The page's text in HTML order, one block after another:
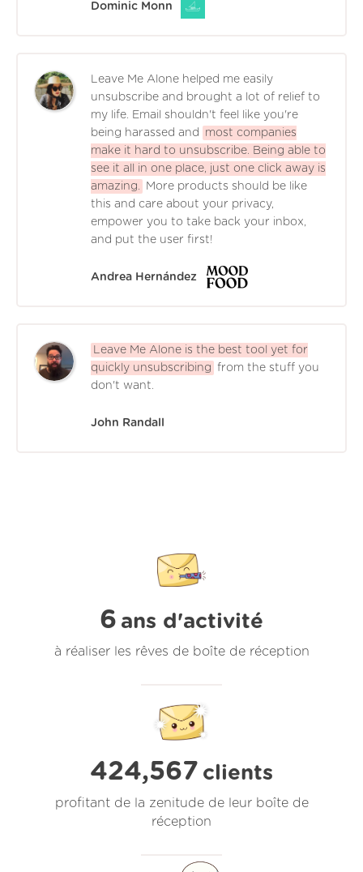
Dominic Monn
Leave Me Alone helped me easily
unsubscribe and brought a lot of relief to
my life. Email shouldn't feel like you're
being harassed and
most companies
make it hard to unsubscribe. Being able to
see it all in one place, just one click away is
amazing.
More products should be like
this and care about your privacy,
empower you to take back your inbox,
and put the user first!
Andrea Hernández
Leave Me Alone is the best tool yet for
quickly unsubscribing from the stuff you
don't want.
John Randall
6 ans d'activité
à réaliser les rêves de boîte de réception
424,567 clients
profitant de la zenitude de leur boîte de
réception